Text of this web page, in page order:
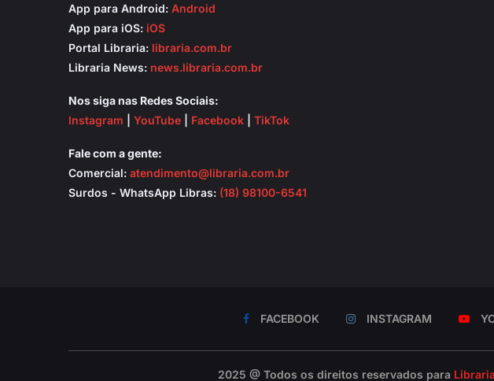
App para Android: Android
App para iOS: iOS
Portal Libraria: libraria.com.br
Libraria News: news.libraria.com.br
Nos siga nas Redes Sociais:
Instagram
YouTube Facebook TikTok
Fale com a gente:
Comercial: atendimento@libraria.com.br
Surdos - WhatsApp Libras: (18) 98100-6541
FACEBOOK INSTAGRAM
2025 @ Todos os direitos reservados para Libraria